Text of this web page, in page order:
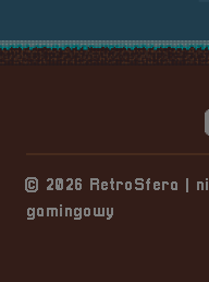
© 2026 RetroSfera |
gamingowy